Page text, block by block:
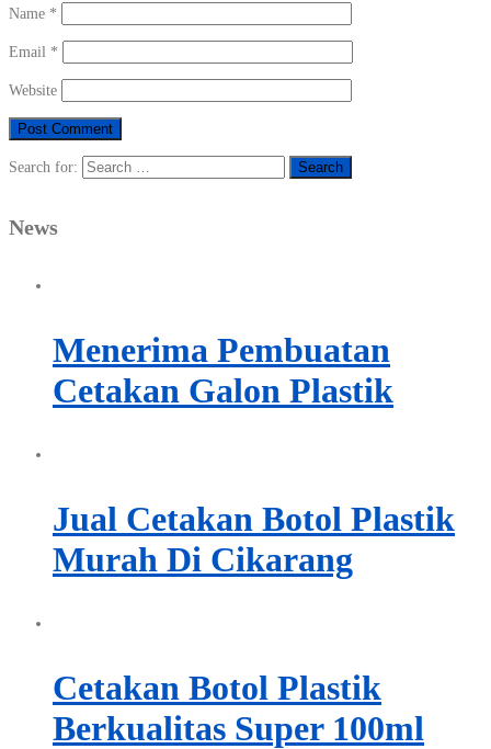
Name *
Email *
Website
Search for:
News
Menerima Pembuatan
Cetakan Galon Plastik
Jual Cetakan Botol Plastik
Murah Di Cikarang
Cetakan Botol Plastik
Berkualitas Super 100ml